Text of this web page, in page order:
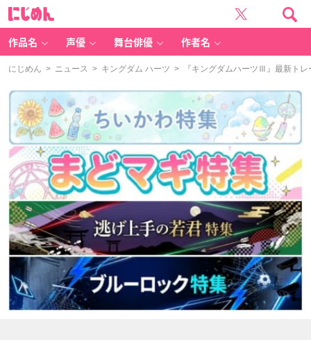
作品名 声優 舞台俳優 作者名
にじめん > ニュース > キングダム ハーツ > 『キングダムハーツⅢ』最新トレ